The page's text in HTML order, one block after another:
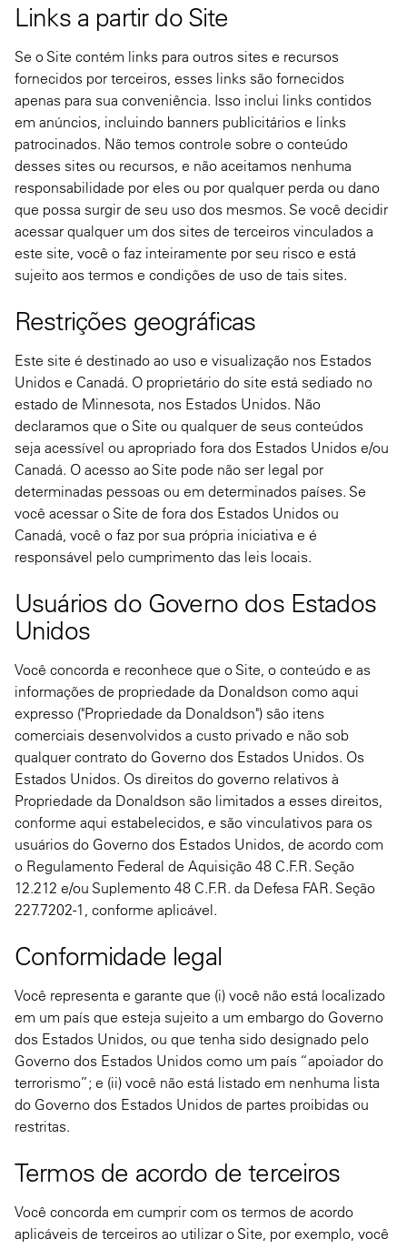
Links a partir do Site
Se o Site contém links para outros sites e recursos
fornecidos por terceiros, esses links são fornecidos
apenas para sua conveniência. Isso inclui links contidos
em anúncios, incluindo banners publicitários e links
patrocinados. Não temos controle sobre o conteúdo
desses sites ou recursos, e não aceitamos nenhuma
responsabilidade por eles ou por qualquer perda ou dano
que possa surgir de seu uso dos mesmos. Se você decidir
acessar qualquer um dos sites de terceiros vinculados a
este site, você o faz inteiramente por seu risco e está
sujeito aos termos e condições de uso de tais sites.
Restrições geográficas
Este site é destinado ao uso e visualização nos Estados
Unidos e Canadá. O proprietário do site está sediado no
estado de Minnesota, nos Estados Unidos. Não
declaramos que o Site ou qualquer de seus conteúdos
seja acessível ou apropriado fora dos Estados Unidos e/ou
Canadá. O acesso ao Site pode não ser legal por
determinadas pessoas ou em determinados países. Se
você acessar o Site de fora dos Estados Unidos ou
Canadá, você o faz por sua própria iniciativa e é
responsável pelo cumprimento das leis locais.
Usuários do Governo dos Estados
Unidos
Você concorda e reconhece que o Site, o conteúdo e as
informações de propriedade da Donaldson como aqui
expresso ("Propriedade da Donaldson") são itens
comerciais desenvolvidos a custo privado e não sob
qualquer contrato do Governo dos Estados Unidos. Os
Estados Unidos. Os direitos do governo relativos à
Propriedade da Donaldson são limitados a esses direitos,
conforme aqui estabelecidos, e são vinculativos para os
usuários do Governo dos Estados Unidos, de acordo com
o Regulamento Federal de Aquisição 48 C.F.R. Seção
12.212 e/ou Suplemento 48 C.F.R. da Defesa FAR. Seção
227.7202-1, conforme aplicável.
Conformidade legal
Você representa e garante que (i) você não está localizado
em um país que esteja sujeito a um embargo do Governo
dos Estados Unidos, ou que tenha sido designado pelo
Governo dos Estados Unidos como um país “apoiador do
terrorismo”; e (ii) você não está listado em nenhuma lista
do Governo dos Estados Unidos de partes proibidas ou
restritas.
Termos de acordo de terceiros
Você concorda em cumprir com os termos de acordo
aplicáveis de terceiros ao utilizar o Site, por exemplo, você